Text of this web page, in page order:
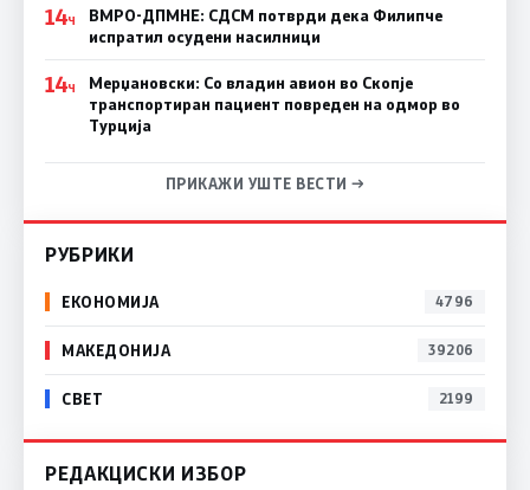
14Ч
ВМРО-ДПМНЕ: СДСM потврди дека Филипче
испратил осудени насилници
14Ч
Мерџановски: Со владин авион во Скопје
транспортиран пациент повреден на одмор во
Турција
ПРИКАЖИ УШТЕ ВЕСТИ →
РУБРИКИ
ЕКОНОМИЈА 4796
МАКЕДОНИЈА 39206
СВЕТ 2199
РЕДАКЦИСКИ ИЗБОР